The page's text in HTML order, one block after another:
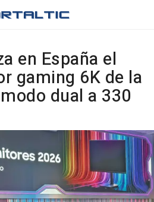
en España el
gaming 6K de la
dual a 330